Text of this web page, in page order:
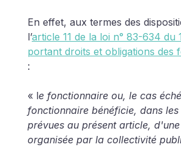
En effet, aux termes des
l’article 11 de la loi n° 83-634 du
portant droits et obligations des
:
« le fonctionnaire ou, le cas
fonctionnaire bénéficie, dans
prévues au présent article,
organisée par la collectivité